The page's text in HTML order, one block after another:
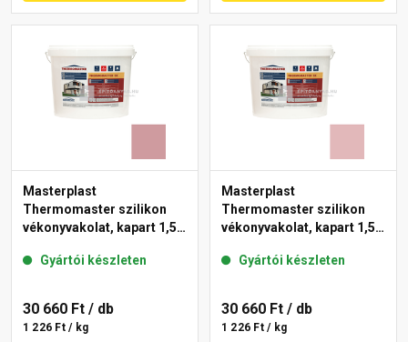
Masterplast
Thermomaster szilikon
vékonyvakolat, kapart 1,5
Gyártói készleten
30 660 Ft / db
1 226 Ft / kg
Masterplast
Thermomaster szilikon
vékonyvakolat, kapart 1,5
Gyártói készleten
30 660 Ft / db
1 226 Ft / kg